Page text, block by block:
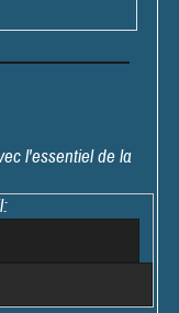
l'essentiel de la